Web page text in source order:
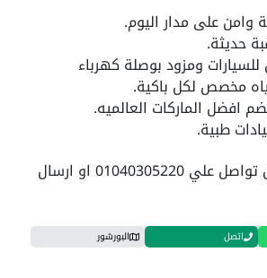
وامن على مدار اليوم.
حديثة.
ومزود بوصلة كهرباء
مخصص لكل باكية.
افضل الماركات العالميه.
طبية.
للمزيد من التفاصيل تواصل علي 01040305220 او ارسال
اتصل البورشور